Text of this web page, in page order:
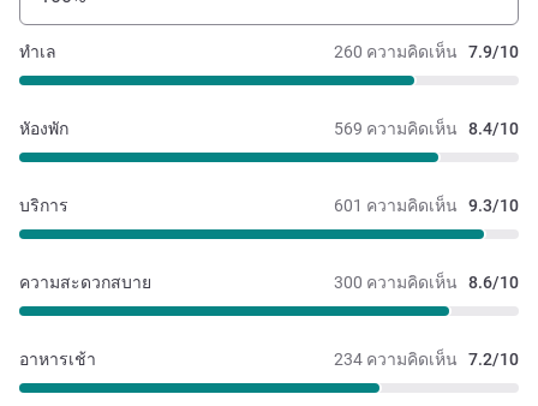
260 ความคิดเห็น 7.9/10
ทำเล
569 ความคิดเห็น 8.4/10
หัองพัก
601 ความคิดเห็น 9.3/10
บริการ
300 ความคิดเห็น 8.6/10
ความสะดวกสบาย
234 ความคิดเห็น 7.2/10
อาหารเช้า